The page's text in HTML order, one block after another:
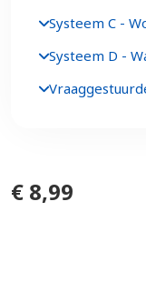
€ 8,99
Systeem C -
Systeem D -